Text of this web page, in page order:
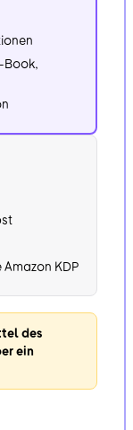
Book,
KDP
des
ein